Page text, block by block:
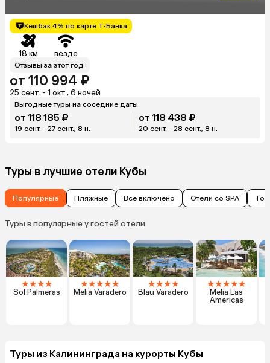
Кешбэк 4% по карте Т-Банка
18 км везде
Отзывы за этот год
от 110 994 ₽
25 сент. - 1 окт., 6 ночей
Выгодные туры на соседние даты
от 118 185 ₽
19 сент. - 27 сент., 8 н.
от 118 438 ₽
20 сент. - 28 сент., 8 н.
Туры в лучшие отели Кубы
Популярные Пляжные Все включено Отели со SPA
Туры в популярные у гостей отели
★★★★
Sol Palmeras
★★★★★
Melia Varadero
★★★★
Blau Varadero
★★★★★
Melia Las
Americas
Туры из Калининграда на курорты Кубы